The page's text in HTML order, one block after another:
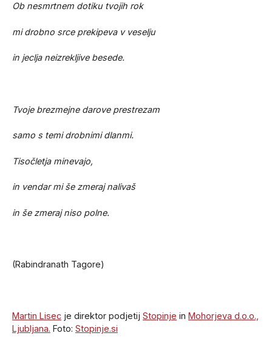
Ob nesmrtnem dotiku tvojih rok
mi drobno srce prekipeva v veselju
in jeclja neizrekljive besede.
Tvoje brezmejne darove prestrezam
samo s temi drobnimi dlanmi.
Tisočletja minevajo,
in vendar mi še zmeraj nalivaš
in še zmeraj niso polne.
(Rabindranath Tagore)
Martin Lisec je direktor podjetij Stopinje in Mohorjeva d.o.o.,
Ljubljana. Foto: Stopinje.si